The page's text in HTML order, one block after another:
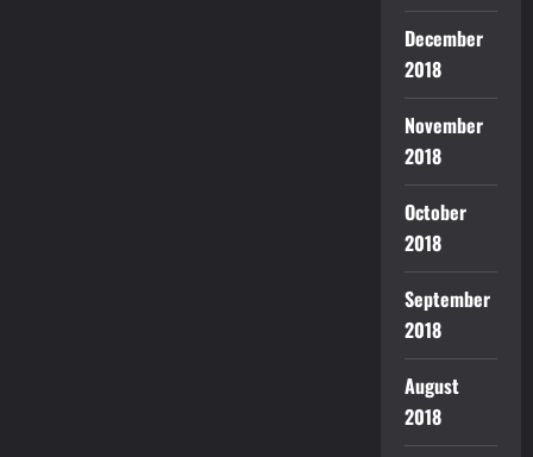
December
2018
November
2018
October
2018
September
2018
August
2018